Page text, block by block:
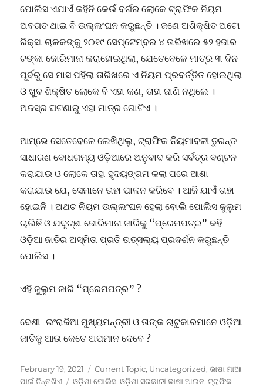
ପୋଲିସ ଏଯାଏଁ କହିନି କେଉଁ ବର୍ଗର ଲୋକେ ଟ୍ରାଫିକ ନିୟମ
ଅବଗତ ଥାଇ ବି ଉଲ୍ଲଂଘନ କରୁଛନ୍ତି । ଜଣେ ଅଶିକ୍ଷିତ ଅଟୋ
ରିକ୍ସା ଚାଳକଙ୍କୁ ୨୦୧୯ ସେପ୍ଟେମ୍ବର ୪ ତାରିଖରେ ୫୨ ହଜାର
ଟଙ୍କା ଜୋରିମାନା କରାହୋଇଥିଲା, ଯେତେବେଳେ ମାତ୍ର ୩ ଦିନ
ପୂର୍ବରୁ ସେ ମାସ ପହିଲା ତାରିଖରେ ଏ ନିୟମ ପ୍ରବର୍ତ୍ତିତ ହୋଇଥିଲା
ଓ ଖୁବ ଶିକ୍ଷିତ ଲୋକେ ବି ଏହା କଣ, ତାହା ଜାଣି ନଥିଲେ ।
ଅଜସ୍ର ଘଟଣାରୁ ଏହା ମାତ୍ର ଗୋଟିଏ ।
ଆମ୍ଭେ ସେତେବେଳେ ଲେଖିଥିଲୁ, ଟ୍ରାଫିକ ନିୟମାବଳୀ ତୁରନ୍ତ
ସାଧାରଣ ବୋଧଗମ୍ୟ ଓଡ଼ିଆରେ ଅନୁବାଦ କରି ସର୍ବତ୍ର ବଣ୍ଟନ
କରାଯାଉ ଓ ଲୋକେ ତାହା ହୃଦୟଙ୍ଗମ କଲା ପରେ ଆଶା
କରାଯାଉ ଯେ, ସେମାନେ ତାହା ପାଳନ କରିବେ । ଆଜି ଯାଏଁ ତାହା
ହୋଇନି । ଅଥଚ ନିୟମ ଉଲ୍ଲଂଘନ ହେଲା ବୋଲି ପୋଲିସ ଜୁଲୁମ
ଚାଲିଛି ଓ ଯଦୃଚ୍ଛା ଜୋରିମାନା ଜାରିକୁ “ପ୍ରେମପତ୍ର” କହି
ଓଡ଼ିଆ ଜାତିର ଅସ୍ମିତା ପ୍ରତି ତାତ୍ସଲ୍ୟ ପ୍ରଦର୍ଶନ କରୁଛନ୍ତି
ପୋଲିସ ।
ଏହି ଜୁଲୁମ ଜାରି “ପ୍ରେମପତ୍ର” ?
ଦେଶୀ-ଇଂରାଜିଆ ମୁଖ୍ୟମନ୍ତ୍ରୀ ଓ ତାଙ୍କ ଚାଟୁକାରମାନେ ଓଡ଼ିଆ
ଜାତିକୁ ଆଉ କେତେ ଅପମାନ ଦେବେ ?
Posted
on
February 19, 2021 Categories
Current Topic, Uncategorized,ଭାଷା ମାଆ
ପାଇଁ ଚିନ୍ତାଖିଏ
Tags
ଓଡ଼ିଶା ପୋଲିସ,ଓଡ଼ିଶା ସରକାରୀ ଭାଷା ଆଇନ,ଟ୍ରାଫିକ